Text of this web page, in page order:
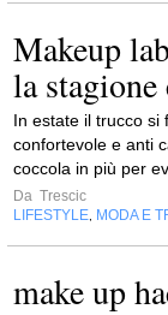
Makeup
la stagione
In estate il trucco si
confortevole e anti
coccola in più per
Da Trescic
LIFESTYLE MODA E
make up